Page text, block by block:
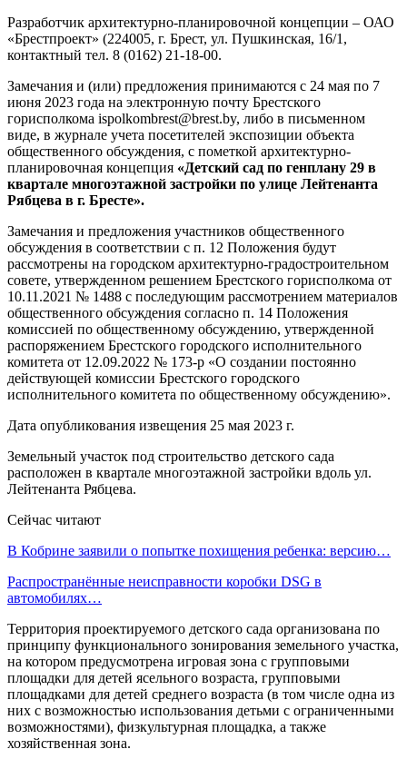
Разработчик архитектурно-планировочной концепции – ОАО
«Брестпроект» (224005, г. Брест, ул. Пушкинская, 16/1,
контактный тел. 8 (0162) 21-18-00.
Замечания и (или) предложения принимаются с 24 мая по 7
июня 2023 года на электронную почту Брестского
горисполкома ispolkombrest@brest.by, либо в письменном
виде, в журнале учета посетителей экспозиции объекта
общественного обсуждения, с пометкой архитектурно-
планировочная концепция «Детский сад по генплану 29 в
квартале многоэтажной застройки по улице Лейтенанта
Рябцева в г. Бресте».
Замечания и предложения участников общественного
обсуждения в соответствии с п. 12 Положения будут
рассмотрены на городском архитектурно-градостроительном
совете, утвержденном решением Брестского горисполкома от
10.11.2021 № 1488 с последующим рассмотрением материалов
общественного обсуждения согласно п. 14 Положения
комиссией по общественному обсуждению, утвержденной
распоряжением Брестского городского исполнительного
комитета от 12.09.2022 № 173-р «О создании постоянно
действующей комиссии Брестского городского
исполнительного комитета по общественному обсуждению».
Дата опубликования извещения 25 мая 2023 г.
Земельный участок под строительство детского сада
расположен в квартале многоэтажной застройки вдоль ул.
Лейтенанта Рябцева.
Сейчас читают
В Кобрине заявили о попытке похищения ребенка: версию…
Распространённые неисправности коробки DSG в
автомобилях…
Территория проектируемого детского сада организована по
принципу функционального зонирования земельного участка,
на котором предусмотрена игровая зона с групповыми
площадки для детей ясельного возраста, групповыми
площадками для детей среднего возраста (в том числе одна из
них с возможностью использования детьми с ограниченными
возможностями), физкультурная площадка, а также
хозяйственная зона.